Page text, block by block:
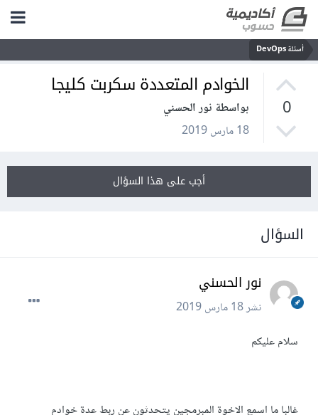
أسئلة DevOps
0
الخوادم المتعددة سكربت كليجا
بواسطة نور الحسني
18 مارس 2019
أجب على هذا السؤال
السؤال
نور الحسني
نشر18 مارس 2019
سلام عليكم
غالبا ما اسمع الاخوة المبرمجين يتحدثون عن ربط عدة خوادم